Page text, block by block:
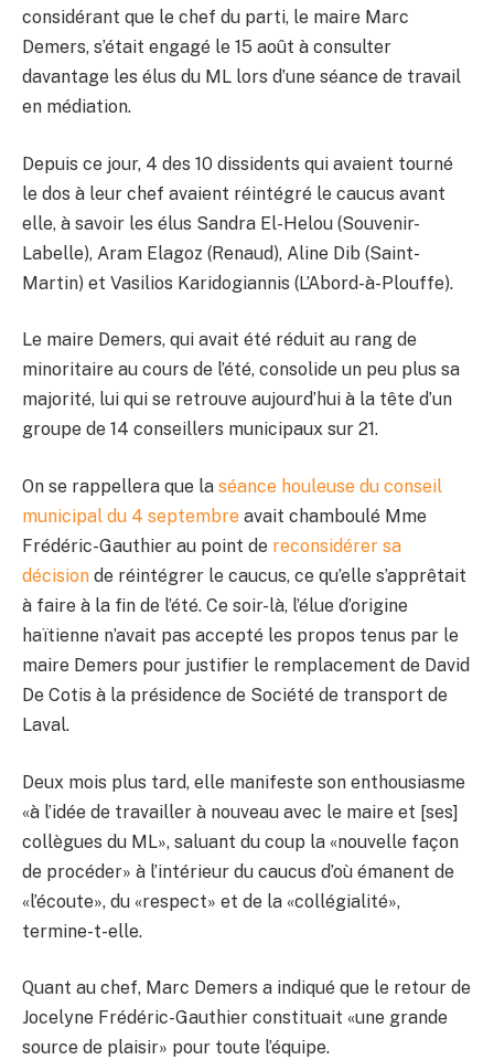
considérant que le chef du parti, le maire Marc
Demers, s’était engagé le 15 août à consulter
davantage les élus du ML lors d’une séance de travail
en médiation.
Depuis ce jour, 4 des 10 dissidents qui avaient tourné
le dos à leur chef avaient réintégré le caucus avant
elle, à savoir les élus Sandra El-Helou (Souvenir-
Labelle), Aram Elagoz (Renaud), Aline Dib (Saint-
Martin) et Vasilios Karidogiannis (L’Abord-à-Plouffe).
Le maire Demers, qui avait été réduit au rang de
minoritaire au cours de l’été, consolide un peu plus sa
majorité, lui qui se retrouve aujourd’hui à la tête d’un
groupe de 14 conseillers municipaux sur 21.
On se rappellera que la séance houleuse du conseil
municipal du 4 septembre avait chamboulé Mme
Frédéric-Gauthier au point de reconsidérer sa
décision de réintégrer le caucus, ce qu’elle s’apprêtait
à faire à la fin de l’été. Ce soir-là, l’élue d’origine
haïtienne n’avait pas accepté les propos tenus par le
maire Demers pour justifier le remplacement de David
De Cotis à la présidence de Société de transport de
Laval.
Deux mois plus tard, elle manifeste son enthousiasme
«à l’idée de travailler à nouveau avec le maire et [ses]
collègues du ML», saluant du coup la «nouvelle façon
de procéder» à l’intérieur du caucus d’où émanent de
«l’écoute», du «respect» et de la «collégialité»,
termine-t-elle.
Quant au chef, Marc Demers a indiqué que le retour de
Jocelyne Frédéric-Gauthier constituait «une grande
source de plaisir» pour toute l’équipe.